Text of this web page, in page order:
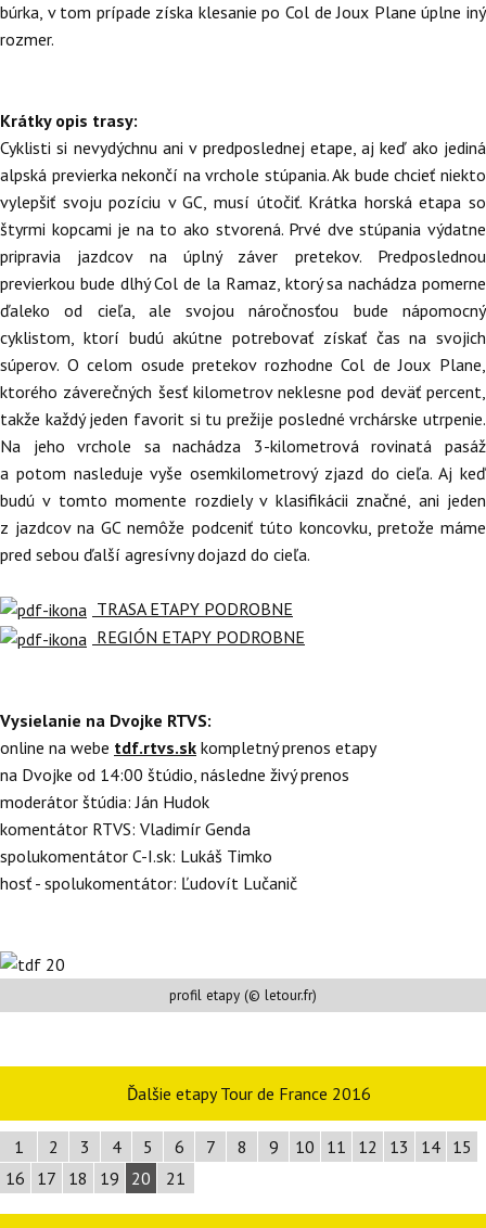
búrka, v tom prípade získa klesanie po Col de Joux Plane úplne iný
rozmer.
Krátky opis trasy:
Cyklisti si nevydýchnu ani v predposlednej etape, aj keď ako jediná
alpská previerka nekončí na vrchole stúpania. Ak bude chcieť niekto
vylepšiť svoju pozíciu v GC, musí útočiť. Krátka horská etapa so
štyrmi kopcami je na to ako stvorená. Prvé dve stúpania výdatne
pripravia jazdcov na úplný záver pretekov. Predposlednou
previerkou bude dlhý Col de la Ramaz, ktorý sa nachádza pomerne
ďaleko od cieľa, ale svojou náročnosťou bude nápomocný
cyklistom, ktorí budú akútne potrebovať získať čas na svojich
súperov. O celom osude pretekov rozhodne Col de Joux Plane,
ktorého záverečných šesť kilometrov neklesne pod deväť percent,
takže každý jeden favorit si tu prežije posledné vrchárske utrpenie.
Na jeho vrchole sa nachádza 3-kilometrová rovinatá pasáž
a potom nasleduje vyše osemkilometrový zjazd do cieľa. Aj keď
budú v tomto momente rozdiely v klasifikácii značné, ani jeden
z jazdcov na GC nemôže podceniť túto koncovku, pretože máme
pred sebou ďalší agresívny dojazd do cieľa.
TRASA ETAPY PODROBNE
REGIÓN ETAPY PODROBNE
Vysielanie na Dvojke RTVS:
online na webe tdf.rtvs.sk kompletný prenos etapy
na Dvojke od 14:00 štúdio, následne živý prenos
moderátor štúdia: Ján Hudok
komentátor RTVS: Vladimír Genda
spolukomentátor C-I.sk: Lukáš Timko
hosť - spolukomentátor: Ľudovít Lučanič
profil etapy (© letour.fr)
Ďalšie etapy Tour de France 2016
1 2 3 4 5 6 7 8 9 10 11 12 13 14 15
16
17 18 19 20 21